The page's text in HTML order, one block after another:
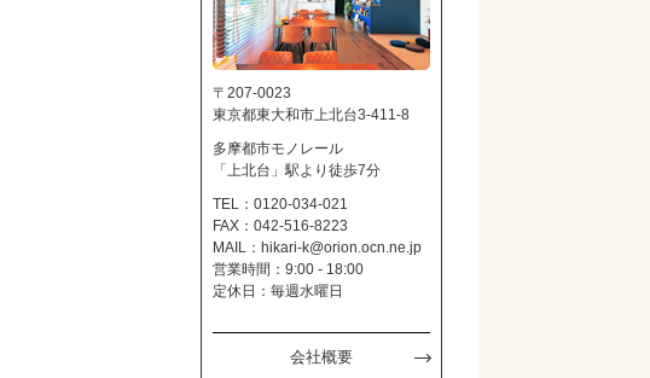
〒207-0023
東京都東大和市上北台3-411-8
多摩都市モノレール
「上北台」駅より徒歩7分
TEL：0120-034-021
FAX：042-516-8223
MAIL： hikari-k@orion.ocn.ne.jp
営業時間：9:00 - 18:00
定休日：毎週水曜日
会社概要